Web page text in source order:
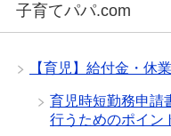
子育てパパ.com
【育児】給付金・休
育児時短勤務申請
行うためのポイン